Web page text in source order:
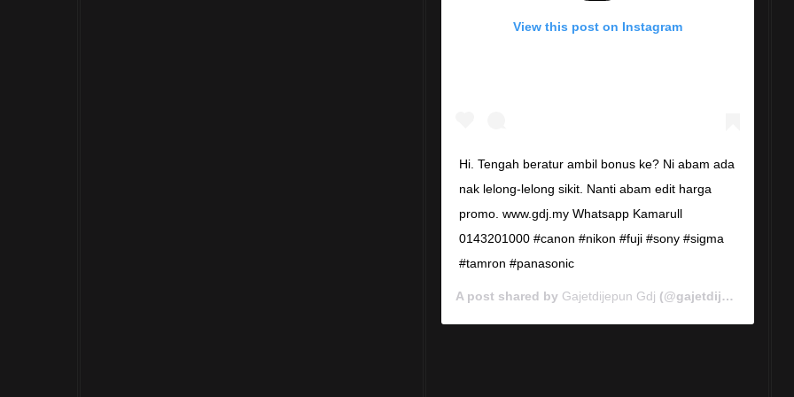
View this post on Instagram
Hi. Tengah beratur ambil bonus ke? Ni abam ada
nak lelong-lelong sikit. Nanti abam edit harga
promo. www.gdj.my Whatsapp Kamarull
0143201000 #canon #nikon #fuji #sony #sigma
#tamron #panasonic
A post shared by Gajetdijepun Gdj (@gajetdijepun) on